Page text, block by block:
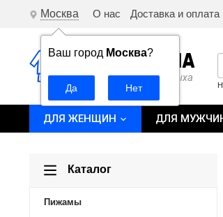
Москва
Ваш город Москва?
О нас Доставка и оплата
ДЛЯ ЖЕНЩИН ДЛЯ
Каталог
Пижамы